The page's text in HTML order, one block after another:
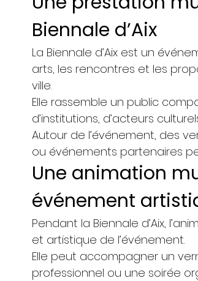
Biennale d’Aix
La Biennale d’Aix est un
arts, les rencontres et les
ville.
Elle rassemble un public
d’institutions, d’acteurs
Autour de l’événement, des
ou événements partenaires
Une animation
événement
Pendant la Biennale d’Aix,
et artistique de l’événement.
Elle peut accompagner un
professionnel ou une soirée